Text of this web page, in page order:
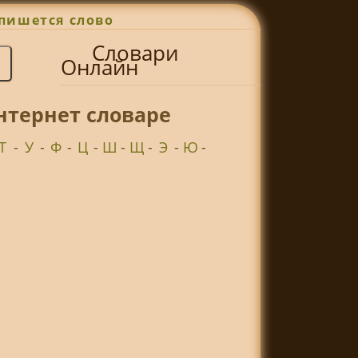
слово
Словари
Онлайн
словаре
- У - Ф - Ц - Ш - Щ- Э - Ю-